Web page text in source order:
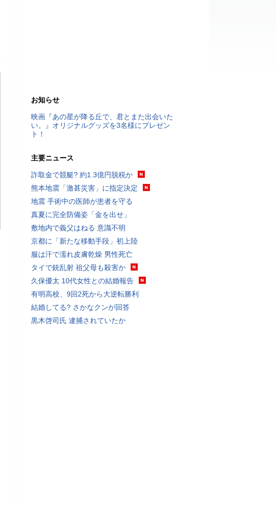
お知らせ
映画『あの星が降る丘で、君とまた出会いた
い。』オリジナルグッズを3名様にプレゼン
ト！
主要ニュース
詐取金で競艇? 約1.3億円脱税か
熊本地震「激甚災害」に指定決定
地震 手術中の医師が患者を守る
真夏に完全防備姿「金を出せ」
敷地内で義父はねる 意識不明
京都に「新たな移動手段」初上陸
服は汗で濡れ皮膚乾燥 男性死亡
タイで銃乱射 祖父母も殺害か
久保優太 10代女性との結婚報告
有明高校、9回2死から大逆転勝利
結婚してる? さかなクンが回答
黒木啓司氏 逮捕されていたか